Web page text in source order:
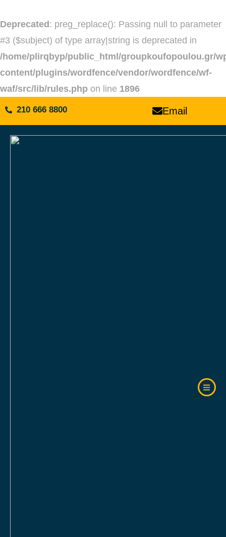
Deprecated : preg_replace(): Passing null to parameter
#3 ($subject) of type array|string is deprecated in
/home/plirqbyp/public_html/groupkoufopoulou.gr/
content/plugins/wordfence/vendor/wordfence/wf-
waf/src/lib/rules.php on line 1896
210 666 8800 Email